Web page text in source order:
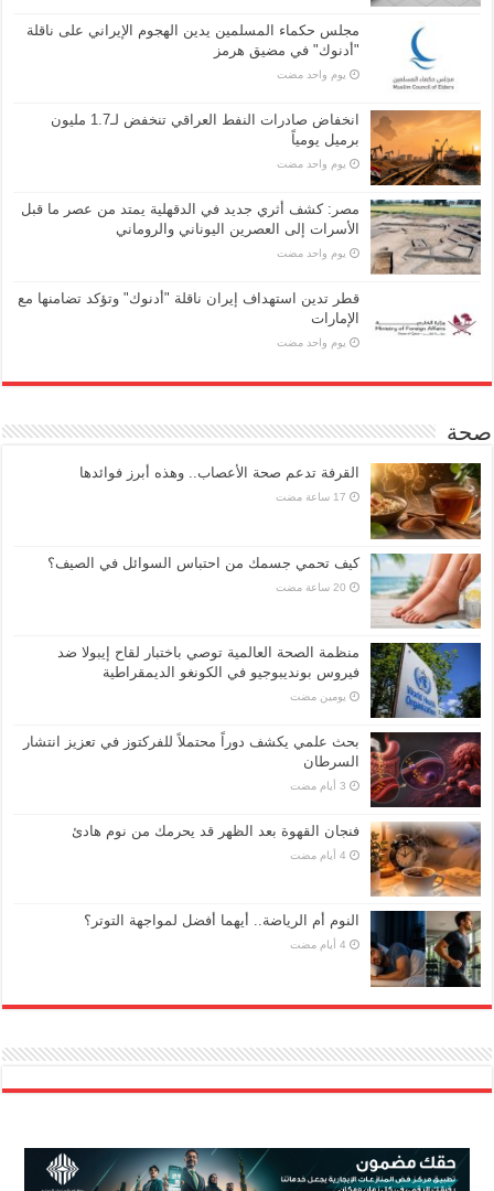
مجلس حكماء المسلمين يدين الهجوم الإيراني على ناقلة
"أدنوك" في مضيق هرمز
‏يوم واحد مضت
انخفاض صادرات النفط العراقي تنخفض لـ1.7 مليون
برميل يومياً
‏يوم واحد مضت
مصر: كشف أثري جديد في الدقهلية يمتد من عصر ما قبل
الأسرات إلى العصرين اليوناني والروماني
‏يوم واحد مضت
قطر تدين استهداف إيران ناقلة "أدنوك" وتؤكد تضامنها مع
الإمارات
‏يوم واحد مضت
صحة
القرفة تدعم صحة الأعصاب.. وهذه أبرز فوائدها
كيف تحمي جسمك من احتباس السوائل في الصيف؟
منظمة الصحة العالمية توصي باختبار لقاح إيبولا ضد
فيروس بونديبوجيو في الكونغو الديمقراطية
‏يومين مضت
بحث علمي يكشف دوراً محتملاً للفركتوز في تعزيز انتشار
السرطان
فنجان القهوة بعد الظهر قد يحرمك من نوم هادئ
النوم أم الرياضة.. أيهما أفضل لمواجهة التوتر؟